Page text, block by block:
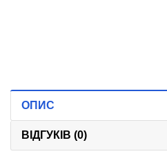
ОПИС
ВІДГУКІВ (0)